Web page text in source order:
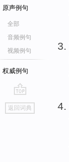
原声例句
全部
音频例句
视频例句
权威例句
go
top
返回词典